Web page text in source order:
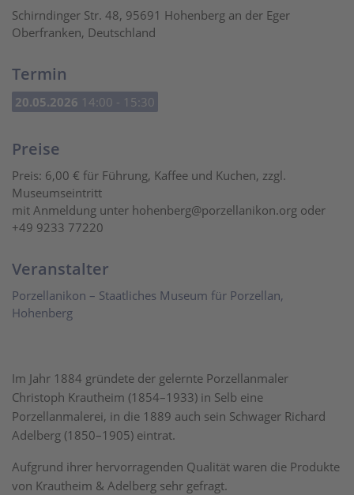
Im Jahr 1884 gründete der gelernte Porzellanmaler
Christoph Krautheim (1854–1933) in Selb eine
Porzellanmalerei, in die 1889 auch sein Schwager Richard
Adelberg (1850–1905) eintrat.
Aufgrund ihrer hervorragenden Qualität waren die Produkte
von Krautheim & Adelberg sehr gefragt.
Schirndinger Str. 48, 95691 Hohenberg an der Eger
Oberfranken, Deutschland
Termin
20.05.2026 14:00 - 15:30
Preise
Preis: 6,00 € für Führung, Kaffee und Kuchen, zzgl.
Museumseintritt
mit Anmeldung unter hohenberg@porzellanikon.org oder
+49 9233 77220
Veranstalter
Porzellanikon – Staatliches Museum für Porzellan,
Hohenberg